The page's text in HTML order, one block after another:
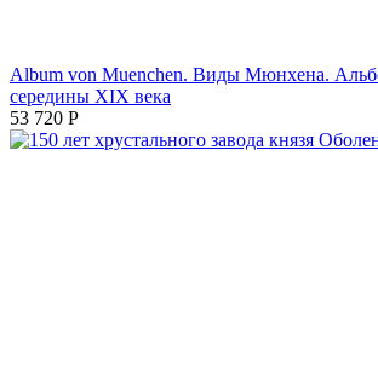
Album von Muenchen. Виды Мюнхена.
середины XIX века
53 720 Р